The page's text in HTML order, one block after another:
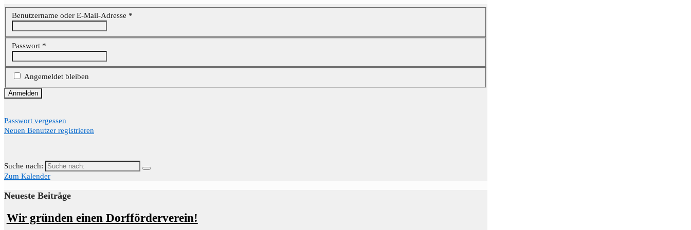
Benutzername oder E-Mail-Adresse *
Passwort *
Angemeldet bleiben
Passwort vergessen
Neuen Benutzer registrieren
Suche nach:
Zum Kalender
Neueste Beiträge
Wir gründen einen Dorfförderverein!